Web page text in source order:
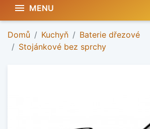
 MENU
Domů Kuchyň
Baterie dřezové
Stojánkové bez sprchy